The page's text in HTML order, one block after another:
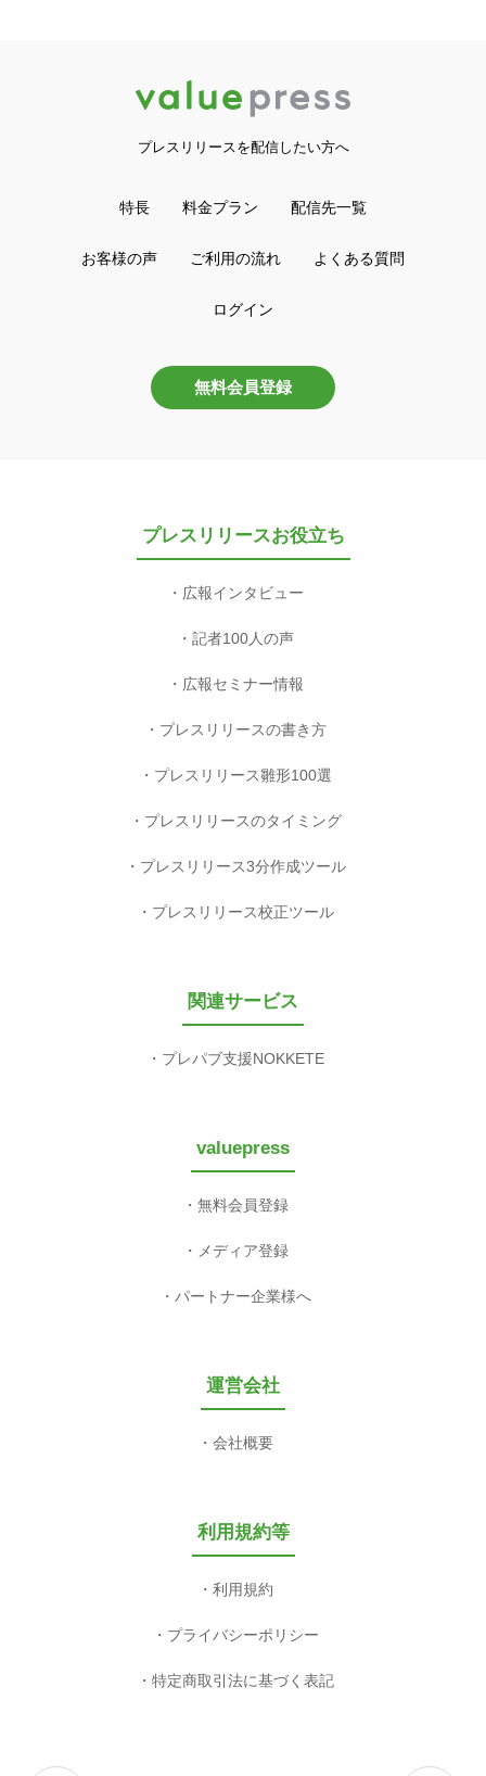
プレスリリースを配信したい方へ
特長 料金プラン 配信先一覧
お客様の声 ご利用の流れ よくある質問
ログイン
無料会員登録
プレスリリースお役立ち
広報インタビュー
記者100人の声
広報セミナー情報
プレスリリースの書き方
プレスリリース雛形100選
プレスリリースのタイミング
プレスリリース3分作成ツール
プレスリリース校正ツール
関連サービス
プレパブ支援NOKKETE
valuepress
無料会員登録
メディア登録
パートナー企業様へ
運営会社
会社概要
利用規約等
利用規約
プライバシーポリシー
特定商取引法に基づく表記